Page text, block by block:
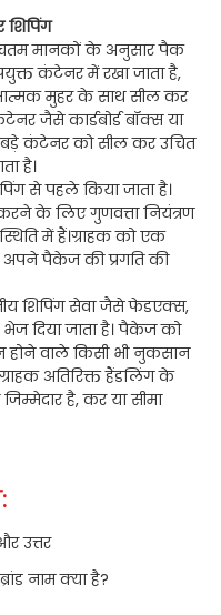
मानकों के अनुसार पैक
कंटेनर में रखा जाता है,
मुहर के साथ सील कर
जैसे कार्डबोर्ड बॉक्स या
बड़े कंटेनर को सील कर उचित
है।
से पहले किया जाता है।
के लिए गुणवत्ता नियंत्रण
में हैं।ग्राहक को एक
अपने पैकेज की प्रगति की
शिपिंग सेवा जैसे फेडएक्स,
दिया जाता है। पैकेज को
होने वाले किसी भी नुकसान
अतिरिक्त हैंडलिंग के
है, कर या सीमा
उत्तर
नाम क्या है?